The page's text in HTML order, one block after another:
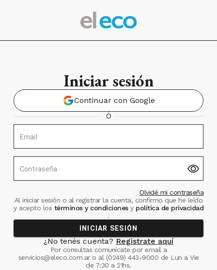
Iniciar sesión
Continuar con Google
Ó
Email
Contraseña
Olvidé mi contraseña
Al iniciar sesión o al registrar la cuenta, confirmo que he leído
y acepto los términos y condiciones ypolítica de privacidad
.
INICIAR SESIÓN
¿No tenés cuenta? Registrate aquí
Por consultas comunicate por email a
servicios@eleco.com.aro al (0249) 443-9000 de Lun a Vie
de 7:30 a 21hs.